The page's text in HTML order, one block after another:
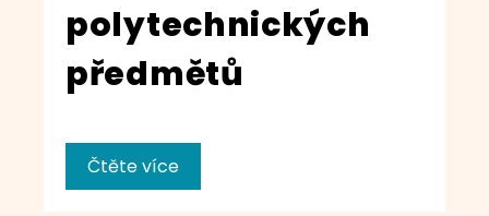
polytechnických
předmětů
Čtěte více